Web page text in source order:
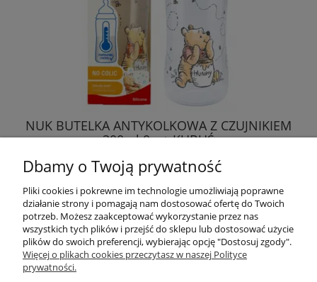
NUK BUTELKA ANTYKOLKOWA Z CZUJNIKIEM
300ml 0m+ KUBUŚ
42,49 zł
DO KOSZYKA
Dbamy o Twoją prywatność
Pliki cookies i pokrewne im technologie umożliwiają poprawne
działanie strony i pomagają nam dostosować ofertę do Twoich
potrzeb. Możesz zaakceptować wykorzystanie przez nas
wszystkich tych plików i przejść do sklepu lub dostosować użycie
plików do swoich preferencji, wybierając opcję "Dostosuj zgody".
Więcej o plikach cookies przeczytasz w naszej Polityce
prywatności.